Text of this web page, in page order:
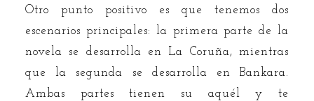
Otro punto positivo es que tenemos dos
escenarios principales: la primera parte de la
novela se desarrolla en La Coruña, mientras
que la segunda se desarrolla en Bankara.
Ambas partes tienen su aquél y te